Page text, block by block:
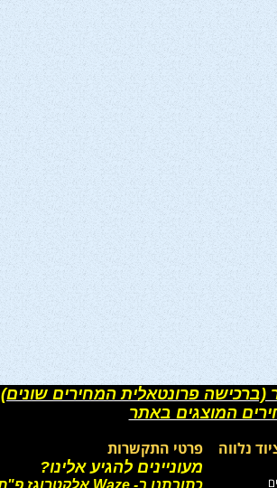
(ברכישה פרונטאלית המחירים שונים)
המוצגים באתר
נלווה פרטי התקשרות
מעוניינים להגיע אלינו?
כתובתנו ב- Waze אלקטרוגז פ"ת